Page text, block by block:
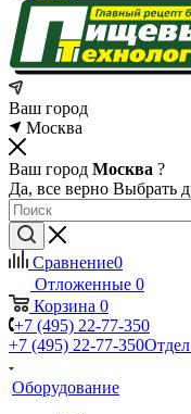
Ваш город
Москва
Ваш город Москва ?
Да, все верно Выбрать
Сравнение0
Отложенные 0
Корзина 0
+7 (495) 22-77-350
+7 (495) 22-77-350
Оборудование